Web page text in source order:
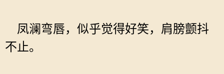
凤澜弯唇，似乎觉得好笑，肩膀颤抖
不止。